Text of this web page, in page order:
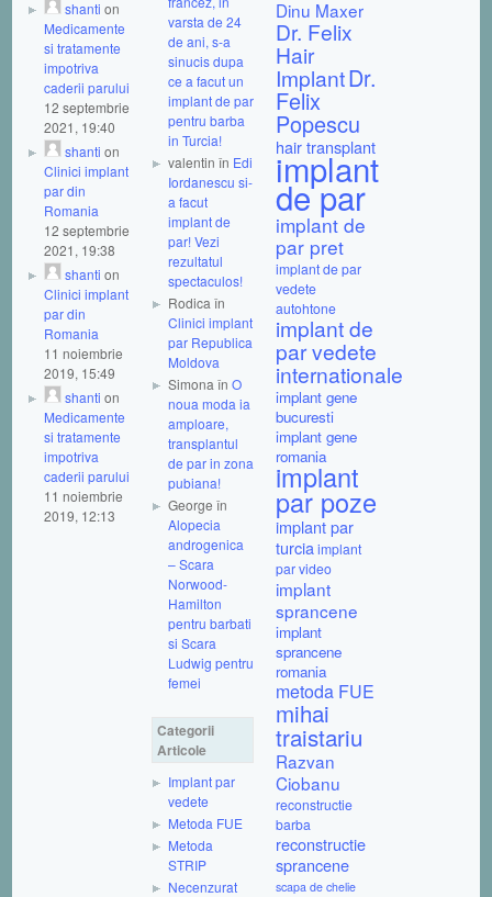
shanti on
Medicamente
si tratamente
impotriva
caderii parului
12 septembrie
2021, 19:40
shanti on
Clinici implant
par din
Romania
12 septembrie
2021, 19:38
shanti on
Clinici implant
par din
Romania
11 noiembrie
2019, 15:49
shanti on
Medicamente
si tratamente
impotriva
caderii parului
11 noiembrie
2019, 12:13
varsta de 24
de ani, s-a
sinucis dupa
ce a facut un
implant de par
pentru barba
in Turcia!
valentin în Edi
Iordanescu si-
a facut
implant de
par! Vezi
rezultatul
spectaculos!
Rodica în
Clinici implant
par Republica
Moldova
Simona înO
noua moda ia
amploare,
transplantul
de par in zona
pubiana!
George în
Alopecia
androgenica
– Scara
Norwood-
Hamilton
pentru barbati
si Scara
Ludwig pentru
femei
Categorii
Articole
Implant par
vedete
Metoda FUE
Metoda
STRIP
Necenzurat
Dinu Maxer
Dr. Felix
Hair
ImplantDr.
Felix
Popescu
hair transplant
implant
de par
implant de
par pret
implant de par
vedete
autohtone
implant de
par vedete
internationale
implant gene
bucuresti
implant gene
romania
implant
par poze
implant par
turciaimplant
par video
implant
sprancene
implant
sprancene
romania
metoda FUE
mihai
traistariu
Razvan
Ciobanu
reconstructie
barba
reconstructie
sprancene
scapa de chelie